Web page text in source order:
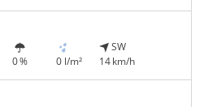
0 % 0 l/m²
SW
14 km/h